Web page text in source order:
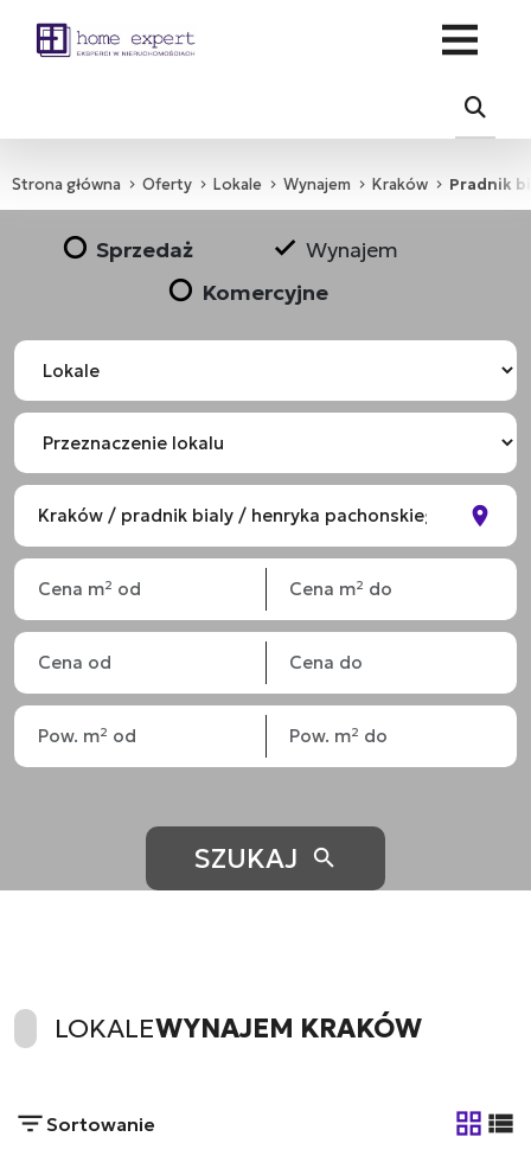
Strona główna Oferty Lokale Wynajem Kraków Pradnik
Sprzedaż
Wynajem
Komercyjne
SZUKAJ
LOKALEWYNAJEM KRAKÓW
Sortowanie
tabela